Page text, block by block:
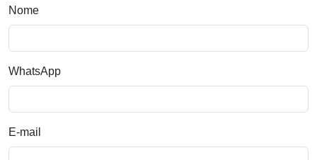
Nome
WhatsApp
E-mail